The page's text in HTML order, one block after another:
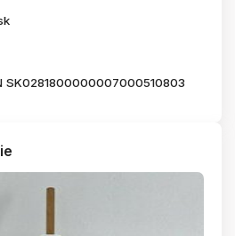
SK0281800000007000510803